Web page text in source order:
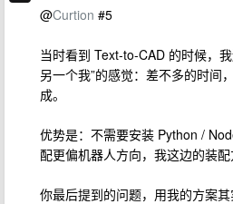
@Curtion #5
当时看到 Text-to-CAD 的时候，
另一个我”的感觉：差不多的时间
成。
优势是：不需要安装 Python /
配更偏机器人方向，我这边的装配
你最后提到的问题，用我的方案